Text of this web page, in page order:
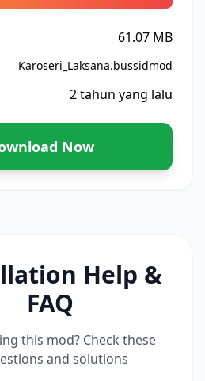
61.07 MB
Karoseri_Laksana.bussidmod
2 tahun yang lalu
Now
Help &
FAQ
this mod? Check these
and solutions